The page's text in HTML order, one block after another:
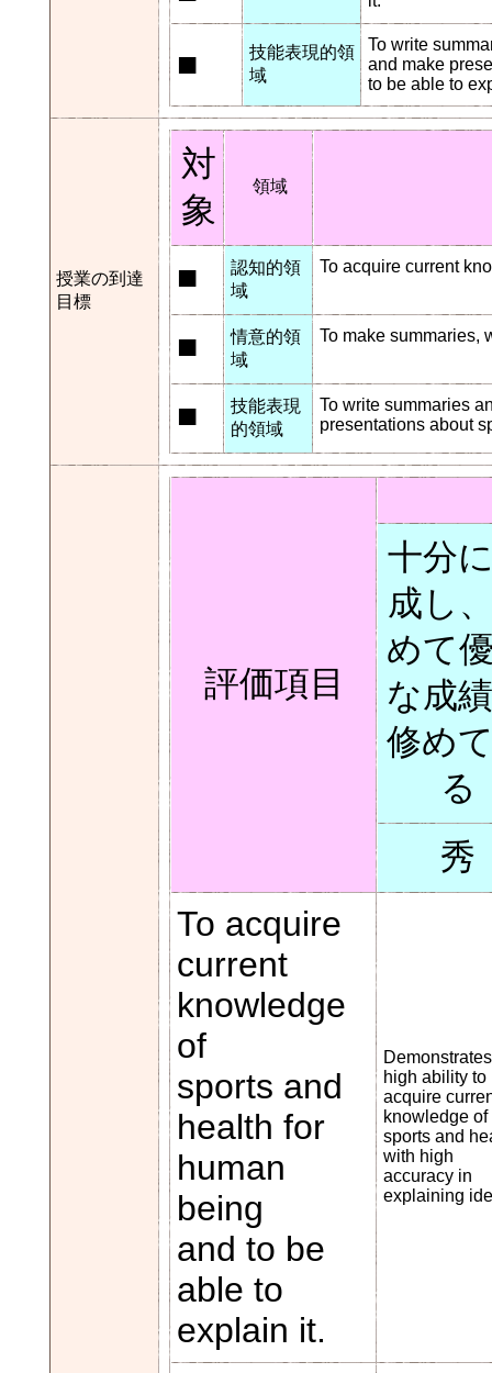
■
技能表現的領
域
To write
and make
to be able to
授業の到達
目標
対
象
領域
■
認知的領
域
To acquire current
■
情意的領
域
To make summaries,
■
技能表現
的領域
To write summaries
presentations about
評価項目
十分
成し
めて
な成
修め
る
秀
To acquire
current
knowledge
of
sports and
health for
human
being
and to be
able to
explain it.
high ability to
acquire
knowledge of
sports and
with high
accuracy in
explaining